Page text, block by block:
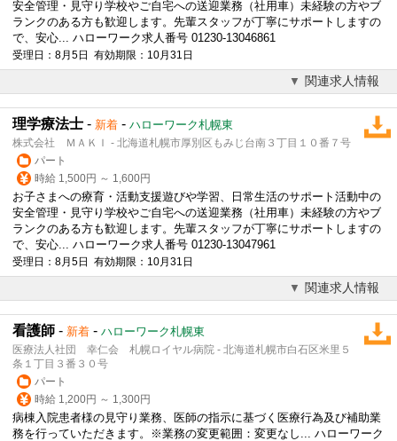
安全管理・ 見守り 学校やご自宅への送迎業務（社用車）未経験の方やブ
ランクのある方も歓迎します。先輩スタッフが丁寧にサポートしますの
で、安心... ハローワーク求人番号 01230-13046861
受理日：8月5日 有効期限：10月31日
関連求人情報
理学療法士 - 新着 - ハローワーク札幌東
株式会社 ＭＡＫＩ - 北海道札幌市厚別区もみじ台南３丁目１０番７号
パート
時給 1,500円 ～ 1,600円
お子さまへの療育・活動支援遊びや学習、日常生活のサポート活動中の
安全管理・ 見守り 学校やご自宅への送迎業務（社用車）未経験の方やブ
ランクのある方も歓迎します。先輩スタッフが丁寧にサポートしますの
で、安心... ハローワーク求人番号 01230-13047961
受理日：8月5日 有効期限：10月31日
関連求人情報
看護師 - 新着 - ハローワーク札幌東
医療法人社団 幸仁会 札幌ロイヤル病院 - 北海道札幌市白石区米里５
条１丁目３番３０号
パート
時給 1,200円 ～ 1,300円
病棟入院患者様の見守り 業務、医師の指示に基づく医療行為及び補助業
務を行っていただきます。※業務の変更範囲：変更なし... ハローワーク